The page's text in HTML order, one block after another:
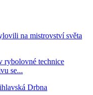
na mistrovství světa
rybolovné technice
se...
Drbna